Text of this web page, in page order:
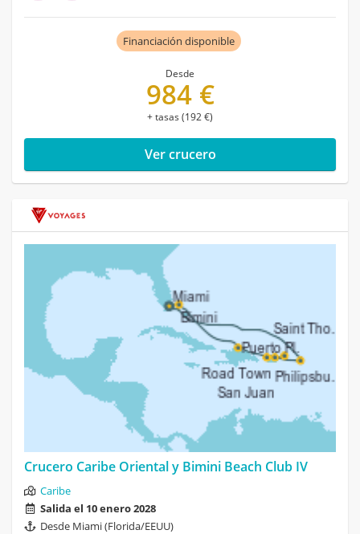
Financiación disponible
Desde
984 €
+ tasas (192 €)
Ver crucero
Crucero Caribe Oriental y Bimini Beach Club IV
Caribe
Salida el 10 enero 2028
Desde Miami (Florida/EEUU)